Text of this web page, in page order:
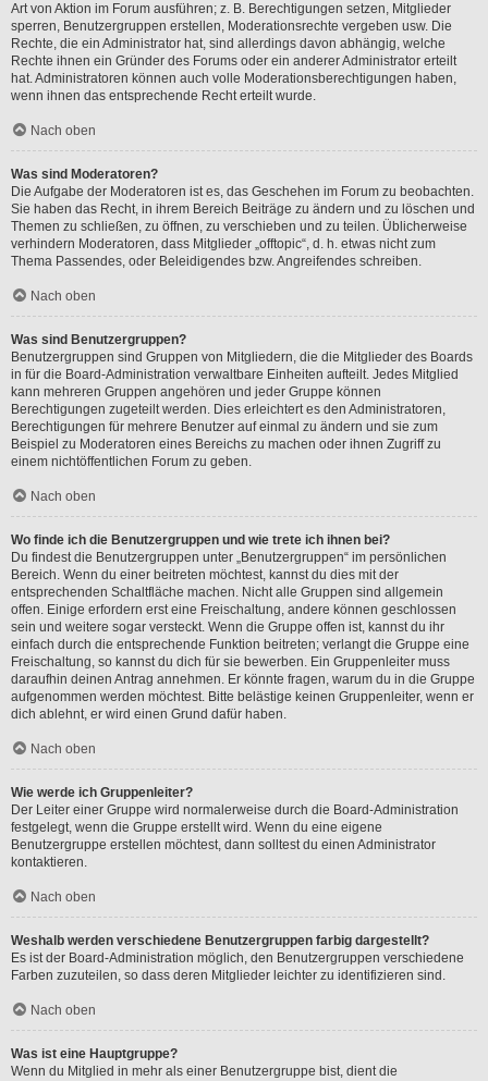
Art von Aktion im Forum ausführen; z. B. Berechtigungen setzen, Mitglieder
sperren, Benutzergruppen erstellen, Moderationsrechte vergeben usw. Die
Rechte, die ein Administrator hat, sind allerdings davon abhängig, welche
Rechte ihnen ein Gründer des Forums oder ein anderer Administrator erteilt
hat. Administratoren können auch volle Moderationsberechtigungen haben,
wenn ihnen das entsprechende Recht erteilt wurde.
Nach oben
Was sind Moderatoren?
Die Aufgabe der Moderatoren ist es, das Geschehen im Forum zu beobachten.
Sie haben das Recht, in ihrem Bereich Beiträge zu ändern und zu löschen und
Themen zu schließen, zu öffnen, zu verschieben und zu teilen. Üblicherweise
verhindern Moderatoren, dass Mitglieder „offtopic“, d. h. etwas nicht zum
Thema Passendes, oder Beleidigendes bzw. Angreifendes schreiben.
Nach oben
Was sind Benutzergruppen?
Benutzergruppen sind Gruppen von Mitgliedern, die die Mitglieder des Boards
in für die Board-Administration verwaltbare Einheiten aufteilt. Jedes Mitglied
kann mehreren Gruppen angehören und jeder Gruppe können
Berechtigungen zugeteilt werden. Dies erleichtert es den Administratoren,
Berechtigungen für mehrere Benutzer auf einmal zu ändern und sie zum
Beispiel zu Moderatoren eines Bereichs zu machen oder ihnen Zugriff zu
einem nichtöffentlichen Forum zu geben.
Nach oben
Wo finde ich die Benutzergruppen und wie trete ich ihnen bei?
Du findest die Benutzergruppen unter „Benutzergruppen“ im persönlichen
Bereich. Wenn du einer beitreten möchtest, kannst du dies mit der
entsprechenden Schaltfläche machen. Nicht alle Gruppen sind allgemein
offen. Einige erfordern erst eine Freischaltung, andere können geschlossen
sein und weitere sogar versteckt. Wenn die Gruppe offen ist, kannst du ihr
einfach durch die entsprechende Funktion beitreten; verlangt die Gruppe eine
Freischaltung, so kannst du dich für sie bewerben. Ein Gruppenleiter muss
daraufhin deinen Antrag annehmen. Er könnte fragen, warum du in die Gruppe
aufgenommen werden möchtest. Bitte belästige keinen Gruppenleiter, wenn er
dich ablehnt, er wird einen Grund dafür haben.
Nach oben
Wie werde ich Gruppenleiter?
Der Leiter einer Gruppe wird normalerweise durch die Board-Administration
festgelegt, wenn die Gruppe erstellt wird. Wenn du eine eigene
Benutzergruppe erstellen möchtest, dann solltest du einen Administrator
kontaktieren.
Nach oben
Weshalb werden verschiedene Benutzergruppen farbig dargestellt?
Es ist der Board-Administration möglich, den Benutzergruppen verschiedene
Farben zuzuteilen, so dass deren Mitglieder leichter zu identifizieren sind.
Nach oben
Was ist eine Hauptgruppe?
Wenn du Mitglied in mehr als einer Benutzergruppe bist, dient die